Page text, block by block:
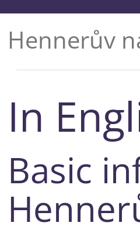
Hennerův
In
Basic